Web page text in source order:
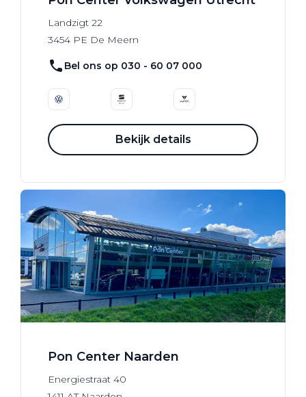
Landzigt 22
3454 PE De Meern
Bel ons op 030 - 60 07 000
Bekijk details
Pon Center Naarden
Energiestraat 40